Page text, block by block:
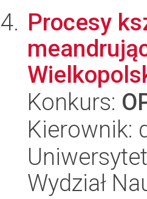
Procesy
Konkurs:
Kierownik:
Wydział